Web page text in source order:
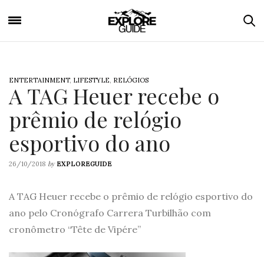
ENTERTAINMENT, LIFESTYLE, RELÓGIOS
A TAG Heuer recebe o
prêmio de relógio
esportivo do ano
26/10/2018 by EXPLOREGUIDE
A TAG Heuer recebe o prêmio de relógio esportivo do
ano pelo Cronógrafo Carrera Turbilhão com
cronômetro “Tête de Vipére”